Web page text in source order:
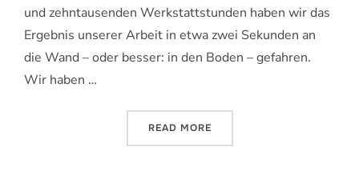
und zehntausenden Werkstattstunden haben wir das
Ergebnis unserer Arbeit in etwa zwei Sekunden an
die Wand – oder besser: in den Boden – gefahren.
Wir haben …
READ MORE„EIN ERFOLGREICHER